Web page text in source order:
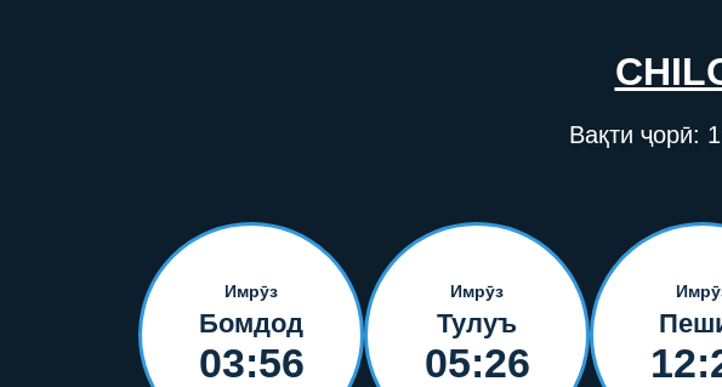
Вақти ҷорӣ:
Имрӯз
Бомдод
03:56
Имрӯз
Тулуъ
05:26